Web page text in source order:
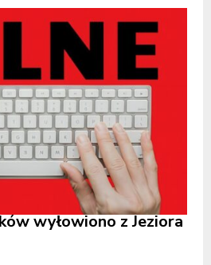
wyłowiono z Jeziora